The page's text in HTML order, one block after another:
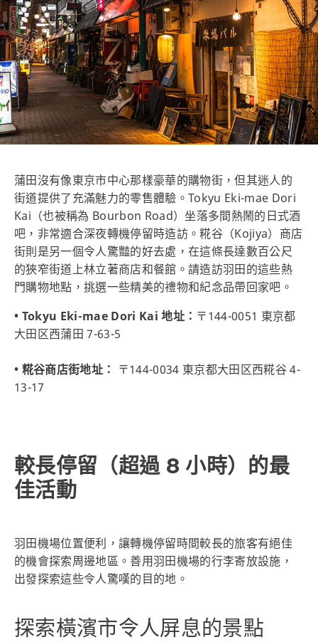
蒲田沒有像東京市中心那樣豪華的購物街，但其迷人的
街道提供了充滿魅力的零售體驗。Tokyu Eki-mae Dori
Kai（也被稱為 Bourbon Road）坐落多間熱鬧的日式酒
吧，非常適合深夜轉機停留時造訪。糀谷（Kojiya）商店
街則是另一個令人驚豔的好去處，在這條長達數百公尺
的狹窄街道上林立著商店和餐館。請造訪羽田的這些熱
門購物地點，挑選一些精美的禮物和紀念品帶回家吧。
• Tokyu Eki-mae Dori Kai 地址： 〒144-0051 東京都
大田区西蒲田 7-63-5
• 糀谷商店街地址： 〒144-0034 東京都大田区西糀谷 4-
13-17
較長停留（超過 8 小時）的最
佳活動
羽田機場位置便利，讓轉機停留時間較長的旅客有絕佳
的機會探索周邊地區。善用羽田機場的行李寄放設施，
出發探索這些令人驚嘆的目的地。
探索橫濱市令人屏息的景點